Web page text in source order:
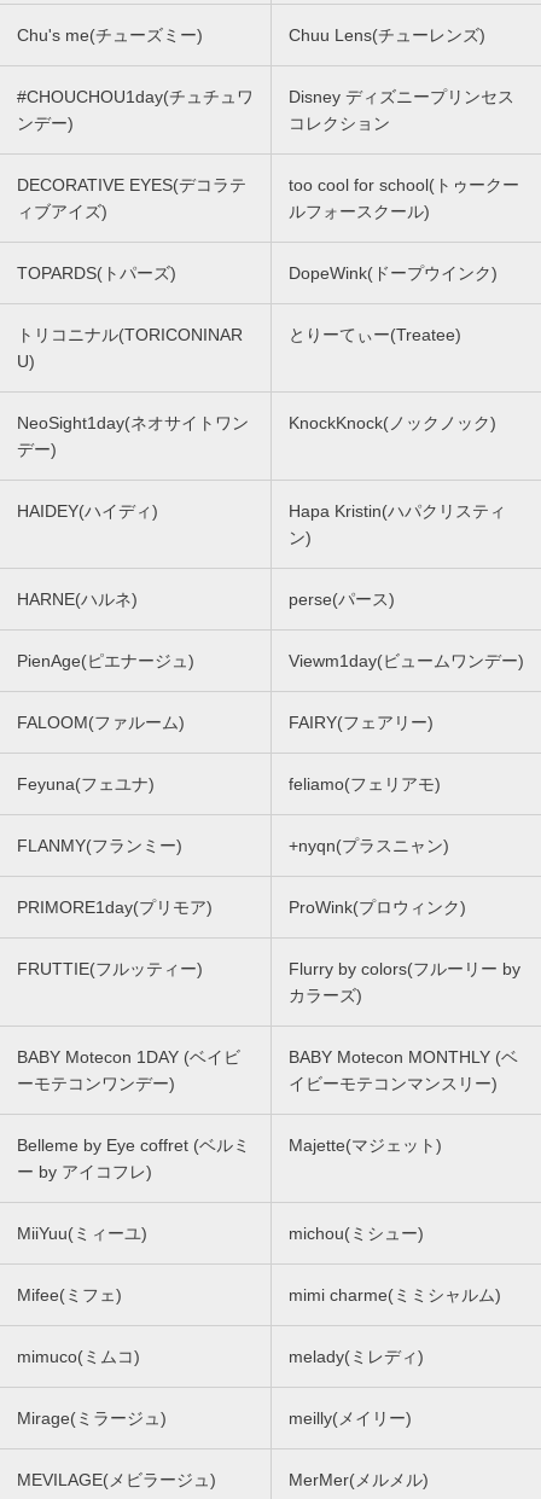
Chu's me(チューズミー) Chuu Lens(チューレンズ)
#CHOUCHOU1day(チュチュワ
ンデー)
Disney ディズニープリンセス
コレクション
DECORATIVE EYES(デコラテ
ィブアイズ)
too cool for school(トゥークー
ルフォースクール)
TOPARDS(トパーズ) DopeWink(ドープウインク)
トリコニナル(TORICONINAR
U)
とりーてぃー(Treatee)
NeoSight1day(ネオサイトワン
デー)
KnockKnock(ノックノック)
HAIDEY(ハイディ)
Hapa Kristin(ハパクリスティ
ン)
HARNE(ハルネ) perse(パース)
PienAge(ピエナージュ) Viewm1day(ビュームワンデー)
FALOOM(ファルーム) FAIRY(フェアリー)
Feyuna(フェユナ) feliamo(フェリアモ)
FLANMY(フランミー) +nyqn(プラスニャン)
PRIMORE1day(プリモア) ProWink(プロウィンク)
FRUTTIE(フルッティー)
Flurry by colors(フルーリー by
カラーズ)
BABY Motecon 1DAY (ベイビ
ーモテコンワンデー)
BABY Motecon MONTHLY (ベ
イビーモテコンマンスリー)
Belleme by Eye coffret (ベルミ
ー by アイコフレ)
Majette(マジェット)
MiiYuu(ミィーユ) michou(ミシュー)
Mifee(ミフェ) mimi charme(ミミシャルム)
mimuco(ミムコ) melady(ミレディ)
Mirage(ミラージュ) meilly(メイリー)
MEVILAGE(メビラージュ) MerMer(メルメル)